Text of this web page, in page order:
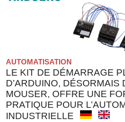
AUTOMATISATION
LE KIT DE DÉMARRAGE
D’ARDUINO, DÉSORMAIS
MOUSER, OFFRE UNE
PRATIQUE POUR
INDUSTRIELLE